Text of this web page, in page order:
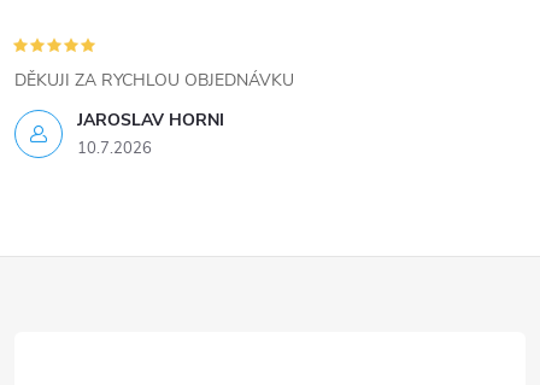
JAROSLAV HORNI
10.7.2026
DĚKUJI ZA RYCHLOU OBJEDNÁVKU